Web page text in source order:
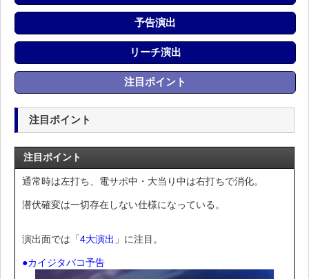
予告演出
リーチ演出
注目ポイント
注目ポイント
注目ポイント
通常時は左打ち、電サポ中・大当り中は右打ちで消化。
潜伏確変は一切存在しない仕様になっている。
演出面では「4大演出 」に注目。
●カイジタバコ予告